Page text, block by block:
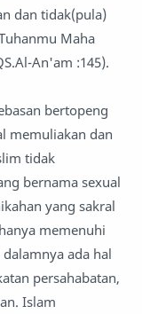
dan tidak(pula)
Maha
An'am :145).
bertopeng
memuliakan dan
tidak
bernama sexual
yang sakral
memenuhi
ada hal
persahabatan,
Islam